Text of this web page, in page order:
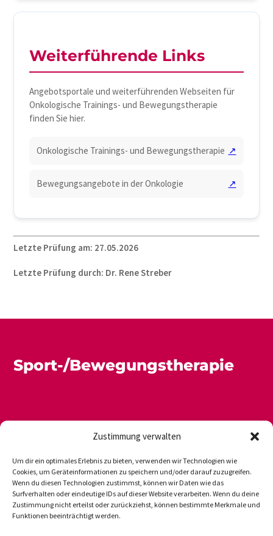
Zustimmung verwalten
Um dir ein optimales Erlebnis zu bieten, verwenden wir Technologien wie
Cookies, um Geräteinformationen zu speichern und/oder darauf zuzugreifen.
Wenn du diesen Technologien zustimmst, können wir Daten wie das
Surfverhalten oder eindeutige IDs auf dieser Website verarbeiten. Wenn du deine
Zustimmung nicht erteilst oder zurückziehst, können bestimmte Merkmale und
Funktionen beeinträchtigt werden.
Weiterführende Links
Angebotsportale und weiterführenden Webseiten für
Onkologische Trainings- und Bewegungstherapie
finden Sie hier.
Onkologische Trainings- und Bewegungstherapie ↗
Bewegungsangebote in der Onkologie ↗
Letzte Prüfung am: 27.05.2026
Letzte Prüfung durch: Dr. Rene Streber
Sport-/Bewegungstherapie
Newsletter Datenschutz Impressum